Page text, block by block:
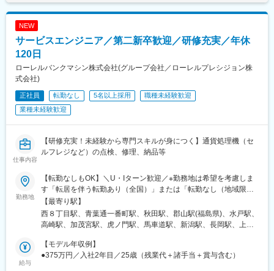
NEW
サービスエンジニア／第二新卒歓迎／研修充実／年休
120日
ローレルバンクマシン株式会社(グループ会社／ローレルプレシジョン株
式会社)
正社員 転勤なし 5名以上採用
職種未経験歓迎
業種未経験歓迎
仕事内容
【研修充実！未経験から専門スキルが身につく】通貨処理機（セ
ルフレジなど）の点検、修理、納品等
勤務地
【転勤なしもOK】＼U・Iターン歓迎／※勤務地は希望を考慮しま
す「転居を伴う転勤あり（全国）」または「転勤なし（地域限
定）」からお選びいただけます。★：積極採用拠点 【北海道エリ
ア】・北海道札幌市【東北エリア】・宮城県仙台市・秋田県秋田
市【北関東エリア 】 ★埼玉県さいたま市 【南関東エリア】 ★東
長岡市・石川県金沢市★長野県長野市・松本市【東海エリア】 ★
愛知県名古屋市【近畿エリア】 ★滋賀県野洲市★兵庫県神戸市・
【最寄り駅】
西８丁目駅、青葉通一番町駅、秋田駅、郡山駅(福島県)、水戸駅、
高崎駅、加茂宮駅、虎ノ門駅、馬車道駅、新潟駅、長岡駅、上諸
駅(阪神)、四ツ橋駅、縮景園前駅、栗林公園駅、東比恵駅、平和公
園駅、資生館小学校前駅、あおば通駅、東宮原駅、霞ケ関駅(東京
給与
【モデル年収例】
●375万円／入社2年目／25歳（残業代＋諸手当＋賞与含む）